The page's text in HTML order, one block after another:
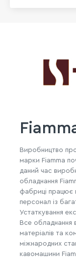
Виробництво
марки Fiamma
даний час
обладнання
фабриці працює
персонал із
Устаткування
Все обладнання
матеріалів та
міжнародних
кавомашини